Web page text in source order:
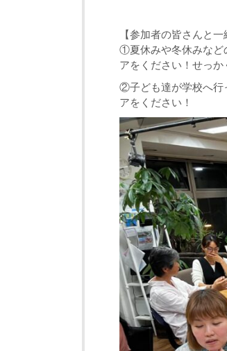
【参加者の皆さんと
①夏休みや冬休みなど
アをください！せっ
②子ども達が学校へ行
アをください！